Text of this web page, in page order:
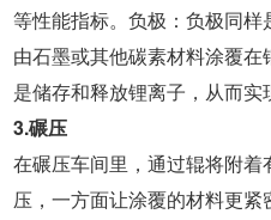
等性能指标。负极：负极同
由石墨或其他碳素材料涂覆
是储存和释放锂离子，从而实
3.碾压
在碾压车间里，通过辊将附
压，一方面让涂覆的材料更